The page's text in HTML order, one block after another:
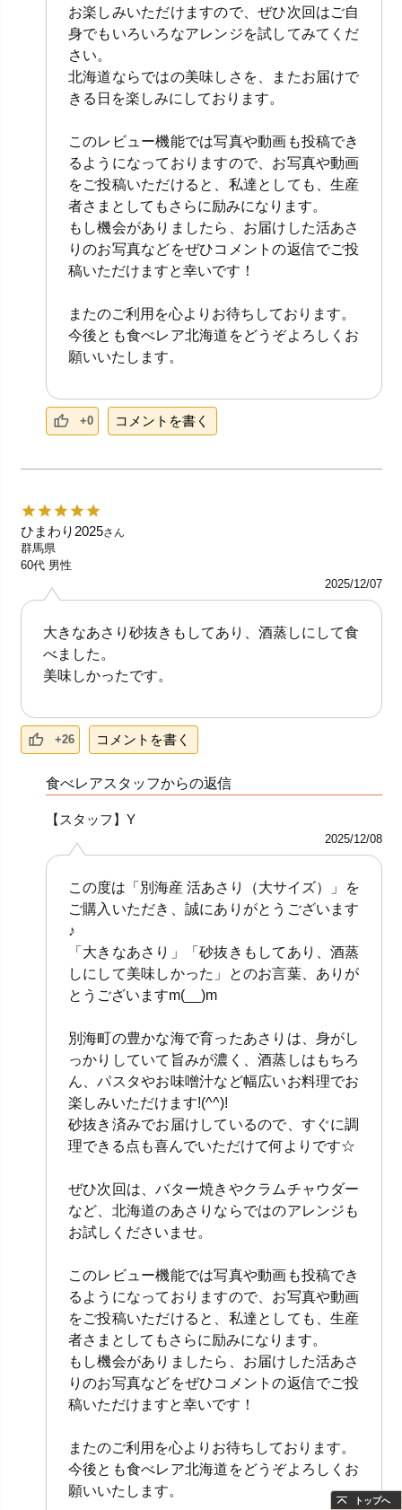
お楽しみいただけますので、ぜひ次回はご自
身でもいろいろなアレンジを試してみてくだ
さい。
北海道ならではの美味しさを、またお届けで
きる日を楽しみにしております。
このレビュー機能では写真や動画も投稿でき
るようになっておりますので、お写真や動画
をご投稿いただけると、私達としても、生産
者さまとしてもさらに励みになります。
もし機会がありましたら、お届けした活あさ
りのお写真などをぜひコメントの返信でご投
稿いただけますと幸いです！
またのご利用を心よりお待ちしております。
今後とも食べレア北海道をどうぞよろしくお
願いいたします。
+0 コメントを書く
ひまわり2025さん
群馬県
60代 男性
2025/12/07
大きなあさり砂抜きもしてあり、酒蒸しにして食
べました。
美味しかったです。
+26 コメントを書く
食べレアスタッフからの返信
【スタッフ】Y
2025/12/08
この度は「別海産 活あさり（大サイズ）」を
ご購入いただき、誠にありがとうございます
♪
「大きなあさり」「砂抜きもしてあり、酒蒸
しにして美味しかった」とのお言葉、ありが
とうございますm(__)m
別海町の豊かな海で育ったあさりは、身がし
っかりしていて旨みが濃く、酒蒸しはもちろ
ん、パスタやお味噌汁など幅広いお料理でお
楽しみいただけます!(^^)!
砂抜き済みでお届けしているので、すぐに調
理できる点も喜んでいただけて何よりです☆
ぜひ次回は、バター焼きやクラムチャウダー
など、北海道のあさりならではのアレンジも
お試しくださいませ。
このレビュー機能では写真や動画も投稿でき
るようになっておりますので、お写真や動画
をご投稿いただけると、私達としても、生産
者さまとしてもさらに励みになります。
もし機会がありましたら、お届けした活あさ
りのお写真などをぜひコメントの返信でご投
稿いただけますと幸いです！
またのご利用を心よりお待ちしております。
今後とも食べレア北海道をどうぞよろしくお
願いいたします。
トップへ